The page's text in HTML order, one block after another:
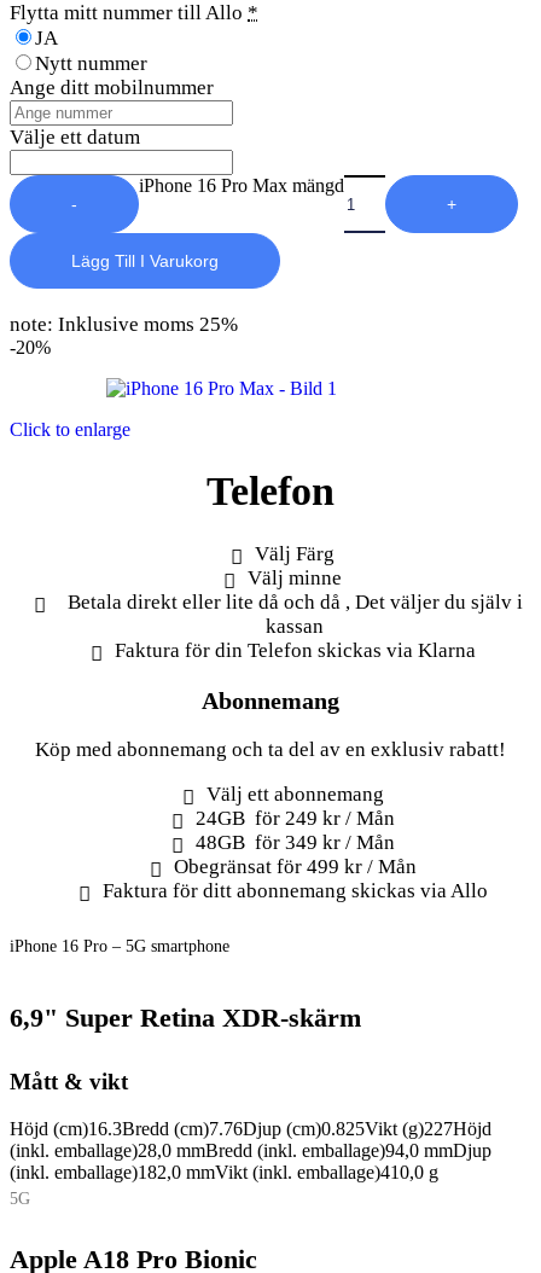
Flytta mitt nummer till Allo *
JA
Nytt nummer
Ange ditt mobilnummer
Välje ett datum
-
iPhone 16 Pro Max mängd
+
Lägg Till I Varukorg
note: Inklusive moms 25%
-20%
Click to enlarge
Telefon
Välj Färg
Välj minne
Betala direkt eller lite då och då , Det väljer du själv i
kassan
Faktura för din Telefon skickas via Klarna
Abonnemang
Köp med abonnemang och ta del av en exklusiv rabatt!
Välj ett abonnemang
24GB för 249 kr / Mån
48GB för 349 kr / Mån
Obegränsat för 499 kr / Mån
Faktura för ditt abonnemang skickas via Allo
iPhone 16 Pro – 5G smartphone
6,9" Super Retina XDR-skärm
Mått & vikt
Höjd (cm)16.3Bredd (cm)7.76Djup (cm)0.825Vikt (g)227Höjd
(inkl. emballage)28,0 mmBredd (inkl. emballage)94,0 mmDjup
(inkl. emballage)182,0 mmVikt (inkl. emballage)410,0 g
5G
Apple A18 Pro Bionic